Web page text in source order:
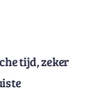
tijd, zeker